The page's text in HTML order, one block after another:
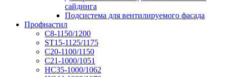
сайдинга
Подсистема для вентилируемого фасада
Профнастил
С8-1150/1200
ST15-1125/1175
С20-1100/1150
С21-1000/1051
НС35-1000/1062